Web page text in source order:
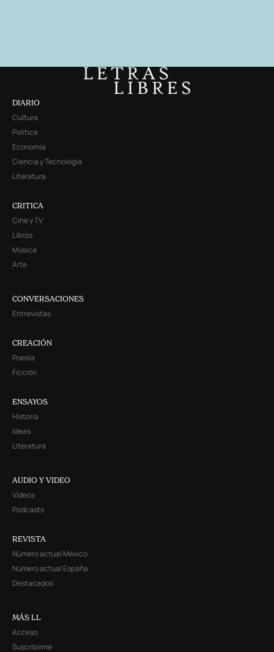
DIARIO
Cultura
Política
Economía
Ciencia y Tecnología
Literatura
CRITICA
Cine y TV
Libros
Música
Arte
CONVERSACIONES
Entrevistas
CREACIÓN
Poesía
Ficción
ENSAYOS
Historia
Ideas
Literatura
AUDIO Y VIDEO
Videos
Podcasts
REVISTA
Número actual México
Número actual España
Destacados
MÁS LL
Acceso
Suscribirme